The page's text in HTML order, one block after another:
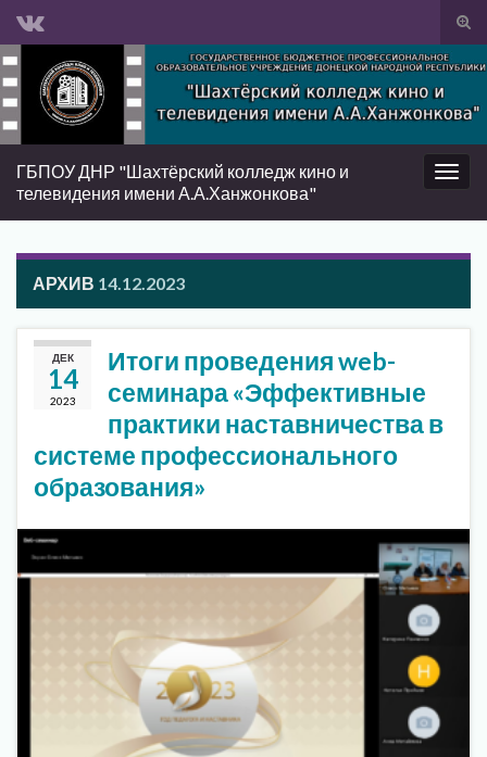
Вкл/
Search for:
Вкл/
ГБПОУ ДНР "Шахтёрский колледж кино и
телевидения имени А.А.Ханжонкова"
АРХИВ 14.12.2023
ДЕК
14
2023
Итоги проведения web-
семинара «Эффективные
практики наставничества в
системе профессионального
образования»